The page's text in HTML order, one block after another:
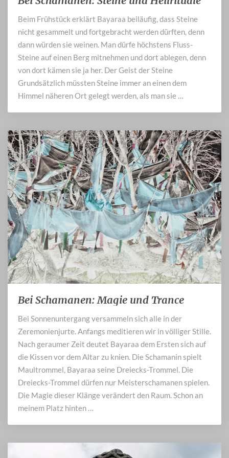
Steine
und
Heilrituale
Beim Frühstück erklärt Bayaraa beiläufig, dass Steine
nicht gesammelt und fortgebracht werden dürften, denn
dann würden sie weinen. Man dürfe höchstens Fluss-
Steine auf einen Berg mitnehmen und dort ablegen, denn
von dort kämen sie ja her. Der Geist der Steine
Grundsätzlich müssten Steine immer an einen dem
Himmel näheren Ort gelegt werden, als man sie …
Bei
Magie
und
Trance
Bei Schamanen: Magie und Trance
Bei Sonnenuntergang versammeln sich alle in der
Zeremonienjurte. Anfangs meditieren wir in völliger Stille.
Nach geraumer Zeit deutet Bayaraa dem Ersten sich auf
die Kissen vor dem Altar zu knien. Die Schamanin spielt
Maultrommel, Bayaraa seine Dreiecks-Trommel. Die
Dreiecks-Trommel dürfen nur Meisterschamanen spielen.
Die Magie dieser Klänge verändert den Raum. Schon an
meinem Platz hinten …